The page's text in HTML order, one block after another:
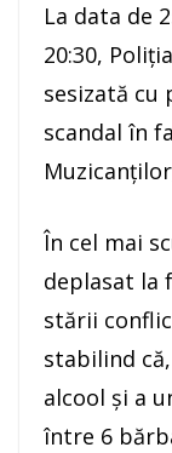
La data de
20:30,
sesizată cu
scandal în
În cel mai
deplasat la
stării
stabilind
alcool și a
între 6